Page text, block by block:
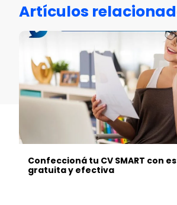
Artículos
Confeccioná tu CV SMART con
gratuita y efectiva